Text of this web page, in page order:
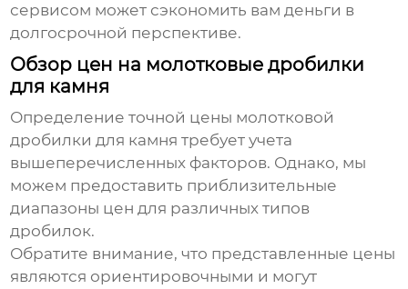
сервисом может сэкономить вам деньги в
долгосрочной перспективе.
Обзор цен на молотковые дробилки
для камня
Определение точной цены молотковой
дробилки для камня требует учета
вышеперечисленных факторов. Однако, мы
можем предоставить приблизительные
диапазоны цен для различных типов
дробилок.
Обратите внимание, что представленные цены
являются ориентировочными и могут